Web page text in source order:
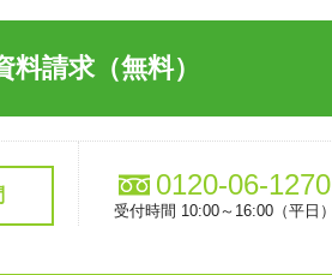
料請求（無料）
0120-06-1270
受付時間 10:00～16:00（平日）